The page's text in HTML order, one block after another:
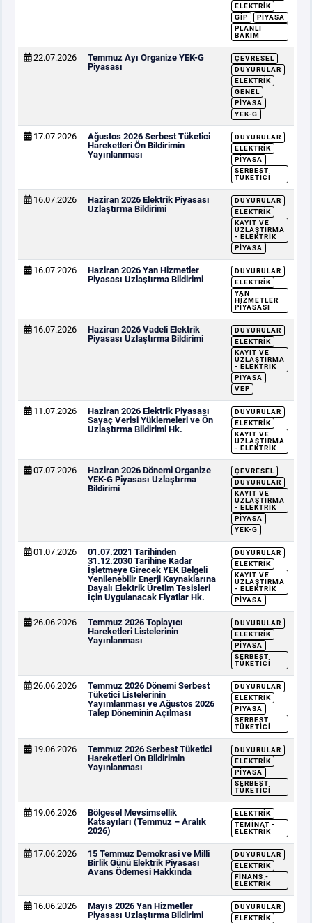
ELEKTRIK
GİP
PIYASA
PLANLI
BAKIM
22.07.2026
Temmuz Ayı Organize YEK-G
Piyasası
ÇEVRESEL
DUYURULAR
ELEKTRIK
GENEL
PIYASA
YEK-G
17.07.2026
Ağustos 2026 Serbest Tüketici
Hareketleri Ön Bildirimin
Yayınlanması
DUYURULAR
ELEKTRIK
PIYASA
SERBEST
TÜKETICI
16.07.2026
Haziran 2026 Elektrik Piyasası
Uzlaştırma Bildirimi
DUYURULAR
ELEKTRIK
KAYIT VE
UZLAŞTIRMA
- ELEKTRIK
PIYASA
16.07.2026
Haziran 2026 Yan Hizmetler
Piyasası Uzlaştırma Bildirimi
DUYURULAR
ELEKTRIK
YAN
HIZMETLER
PIYASASI
16.07.2026
Haziran 2026 Vadeli Elektrik
Piyasası Uzlaştırma Bildirimi
DUYURULAR
ELEKTRIK
KAYIT VE
UZLAŞTIRMA
- ELEKTRIK
PIYASA
VEP
11.07.2026
Haziran 2026 Elektrik Piyasası
Sayaç Verisi Yüklemeleri ve Ön
Uzlaştırma Bildirimi Hk.
DUYURULAR
ELEKTRIK
KAYIT VE
UZLAŞTIRMA
- ELEKTRIK
07.07.2026
Haziran 2026 Dönemi Organize
YEK-G Piyasası Uzlaştırma
Bildirimi
ÇEVRESEL
DUYURULAR
KAYIT VE
UZLAŞTIRMA
- ELEKTRIK
PIYASA
YEK-G
01.07.2026
01.07.2021 Tarihinden
31.12.2030 Tarihine Kadar
İşletmeye Girecek YEK Belgeli
Yenilenebilir Enerji Kaynaklarına
Dayalı Elektrik Üretim Tesisleri
İçin Uygulanacak Fiyatlar Hk.
DUYURULAR
ELEKTRIK
KAYIT VE
UZLAŞTIRMA
- ELEKTRIK
PIYASA
26.06.2026
Temmuz 2026 Toplayıcı
Hareketleri Listelerinin
Yayınlanması
DUYURULAR
ELEKTRIK
PIYASA
SERBEST
TÜKETICI
26.06.2026
Temmuz 2026 Dönemi Serbest
Tüketici Listelerinin
Yayımlanması ve Ağustos 2026
Talep Döneminin Açılması
DUYURULAR
ELEKTRIK
PIYASA
SERBEST
TÜKETICI
19.06.2026
Temmuz 2026 Serbest Tüketici
Hareketleri Ön Bildirimin
Yayınlanması
DUYURULAR
ELEKTRIK
PIYASA
SERBEST
TÜKETICI
19.06.2026
Bölgesel Mevsimsellik
Katsayıları (Temmuz – Aralık
2026)
ELEKTRIK
TEMINAT -
ELEKTRIK
17.06.2026
15 Temmuz Demokrasi ve Milli
Birlik Günü Elektrik Piyasası
Avans Ödemesi Hakkında
DUYURULAR
ELEKTRIK
FINANS -
ELEKTRIK
16.06.2026
Mayıs 2026 Yan Hizmetler
Piyasası Uzlaştırma Bildirimi
DUYURULAR
ELEKTRIK